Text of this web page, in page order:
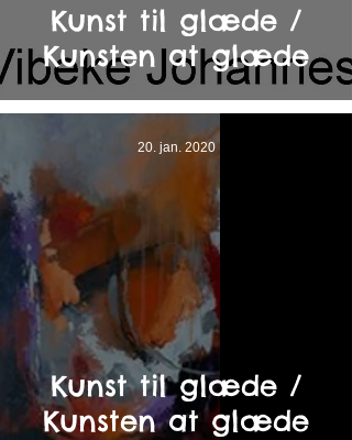
Kunst til glæde /
Kunsten at glæde
Kunst til glæde /
Kunsten at glæde
20. jan. 2020